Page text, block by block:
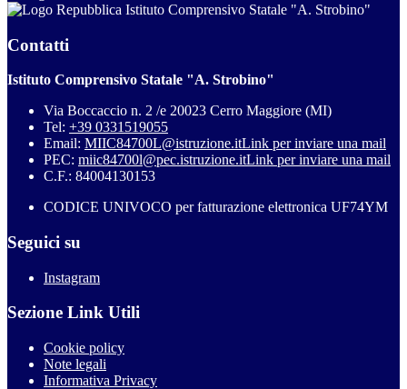
Istituto Comprensivo Statale "A. Strobino"
Contatti
Istituto Comprensivo Statale "A. Strobino"
Via Boccaccio n. 2 /e 20023 Cerro Maggiore (MI)
Tel: +39 0331519055
Email: MIIC84700L@istruzione.itLink per inviare una mail
PEC: miic84700l@pec.istruzione.itLink per inviare una mail
C.F.: 84004130153
CODICE UNIVOCO per fatturazione elettronica UF74YM
Seguici su
Instagram
Sezione Link Utili
Cookie policy
Note legali
Informativa Privacy